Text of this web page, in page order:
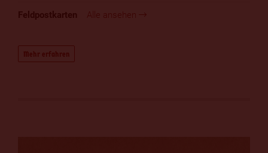
Alle ansehen
Mehr erfahren